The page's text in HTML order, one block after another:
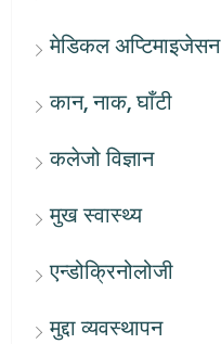
मेडिकल अप्टिमाइजेसन
कान, नाक, घाँटी
कलेजो विज्ञान
मुख स्वास्थ्य
एन्डोक्रिनोलोजी
मुद्दा व्यवस्थापन